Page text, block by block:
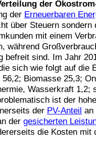
der
der Erneuerbaren
über Steuern
mit einem
während
befreit sind. Im Jahr
sich wie folgt auf die
Biomasse 25,3;
Wasserkraft 1,2;
ist der
der PV-Anteil
der gesicherten
die Kosten